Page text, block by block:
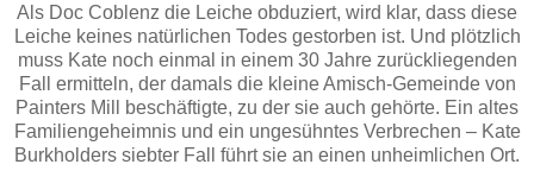
Als Doc Coblenz die Leiche obduziert, wird klar, dass diese
Leiche keines natürlichen Todes gestorben ist. Und plötzlich
muss Kate noch einmal in einem 30 Jahre zurückliegenden
Fall ermitteln, der damals die kleine Amisch-Gemeinde von
Painters Mill beschäftigte, zu der sie auch gehörte. Ein altes
Familiengeheimnis und ein ungesühntes Verbrechen – Kate
Burkholders siebter Fall führt sie an einen unheimlichen Ort.